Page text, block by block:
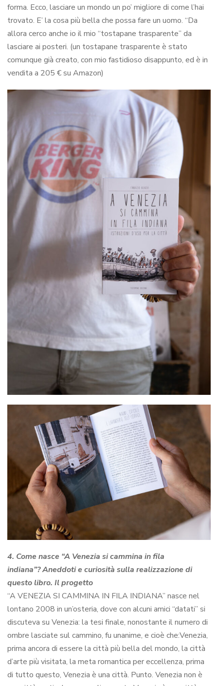
forma. Ecco, lasciare un mondo un po’ migliore di come l’hai
trovato. E’ la cosa più bella che possa fare un uomo. “Da
allora cerco anche io il mio “tostapane trasparente” da
lasciare ai posteri. (un tostapane trasparente è stato
comunque già creato, con mio fastidioso disappunto, ed è in
vendita a 205 € su Amazon)
4. Come nasce “A Venezia si cammina in fila
indiana”? Aneddoti e curiosità sulla realizzazione di
questo libro. Il progetto
“A VENEZIA SI CAMMINA IN FILA INDIANA” nasce nel
lontano 2008 in un’osteria, dove con alcuni amici “datati” si
discuteva su Venezia: la tesi finale, nonostante il numero di
ombre lasciate sul cammino, fu unanime, e cioè che:Venezia,
prima ancora di essere la città più bella del mondo, la città
d’arte più visitata, la meta romantica per eccellenza, prima
di tutto questo, Venezia è una città. Punto. Venezia non è